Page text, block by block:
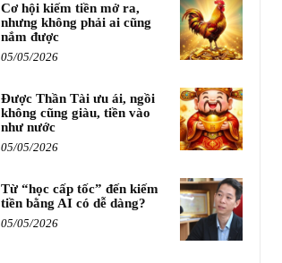
Cơ hội kiếm tiền mở ra,
nhưng không phải ai cũng
nắm được
05/05/2026
Được Thần Tài ưu ái, ngồi
không cũng giàu, tiền vào
như nước
05/05/2026
Từ “học cấp tốc” đến kiếm
tiền bằng AI có dễ dàng?
05/05/2026